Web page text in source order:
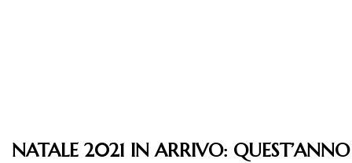
NATALE 2021 IN ARRIVO: